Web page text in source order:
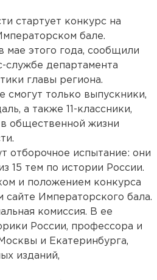
стартует конкурс на
бале.
мае этого года, сообщили
службе департамента
главы региона.
смогут только выпускники,
а также 11-классники,
общественной жизни
отборочное испытание: они
15 тем по истории России.
и положением конкурса
Императорского бала.
комиссия. В ее
России, профессора и
и Екатеринбурга,
изданий,